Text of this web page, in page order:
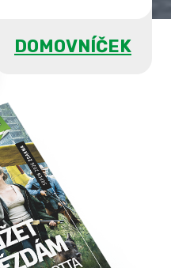
DOMOVNÍČEK